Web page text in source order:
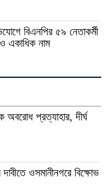
বিএনপির ৫৯ নেতাকর্মী
একাধিক নাম
প্রত্যাহার, দীর্ঘ
ওসমানীনগরে বিক্ষোভ